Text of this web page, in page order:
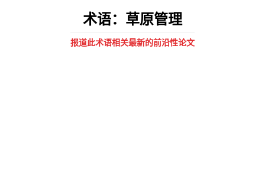
术语：草原管理
报道此术语相关最新的前沿性论文